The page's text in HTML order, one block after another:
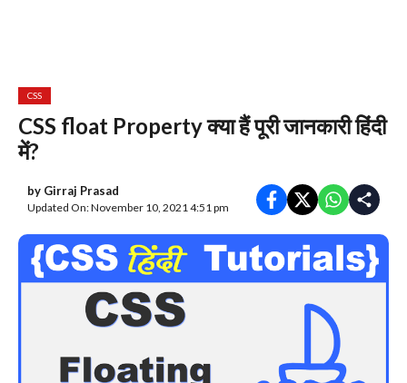
CSS
CSS float Property क्या हैं पूरी जानकारी हिंदी
में?
by Girraj Prasad
Updated On: November 10, 2021 4:51 pm